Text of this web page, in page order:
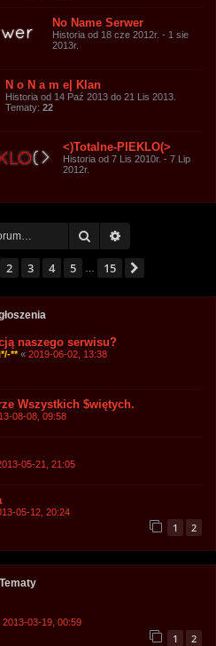
No Name Serwer
Historia od 18 cze 2012r. - 1 sie
2013r.
N o N a m e| Klan
Historia od 14 Paź 2013 do 21 Lis 2013.
Tematy: 22
<)Totalne-PIEKLO(>
Historia od 7 Lis 2010r. - 7 Lip
2012r.
Szukaj
1 z15
2 3 4 5 15
naszego serwisu?
** « 2019-06-02, 13:38
Wszystkich $więtych.
08-08, 09:58
05-21, 21:05
05-12, 20:24
1 2
Tematy
2013-03-19, 00:59
1 2